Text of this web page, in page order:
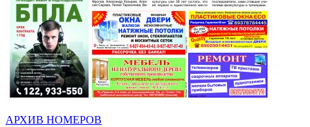
АРХИВ НОМЕРОВ